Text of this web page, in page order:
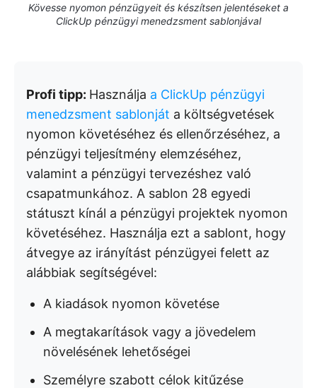
Kövesse nyomon pénzügyeit és készítsen jelentéseket a
ClickUp pénzügyi menedzsment sablonjával
Profi tipp: Használja a ClickUp pénzügyi
menedzsment sablonját a költségvetések
nyomon követéséhez és ellenőrzéséhez, a
pénzügyi teljesítmény elemzéséhez,
valamint a pénzügyi tervezéshez való
csapatmunkához. A sablon 28 egyedi
státuszt kínál a pénzügyi projektek nyomon
követéséhez. Használja ezt a sablont, hogy
átvegye az irányítást pénzügyei felett az
alábbiak segítségével:
A kiadások nyomon követése
A megtakarítások vagy a jövedelem
növelésének lehetőségei
Személyre szabott célok kitűzése